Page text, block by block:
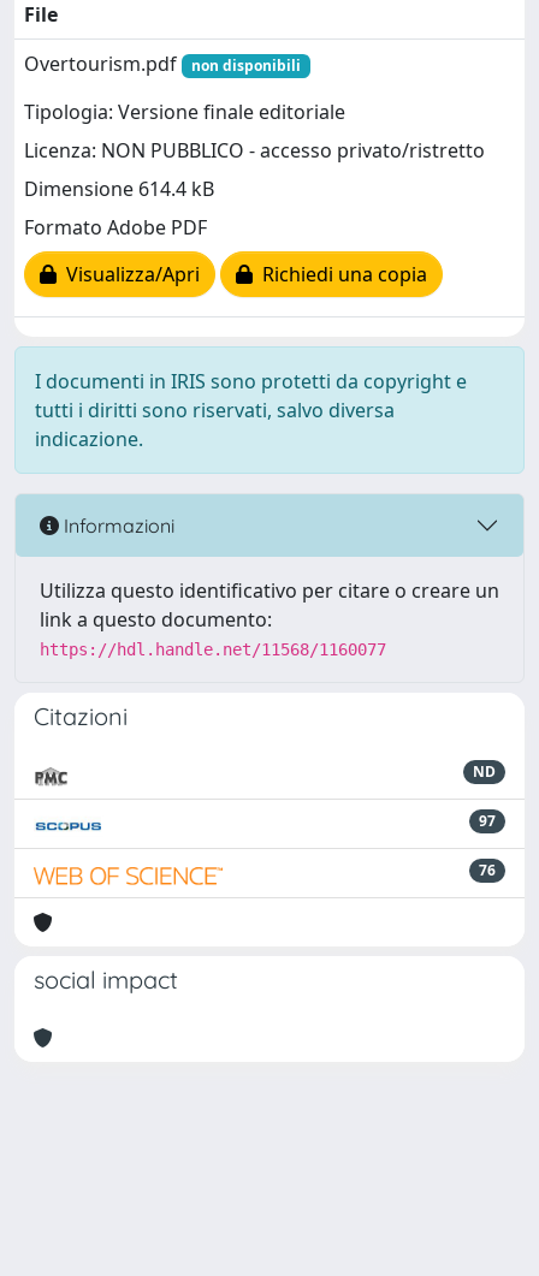
File
Overtourism.pdf
non disponibili
Tipologia: Versione finale editoriale
Licenza: NON PUBBLICO - accesso privato/ristretto
Dimensione 614.4 kB
Formato Adobe PDF
Visualizza/Apri
Richiedi una copia
I documenti in IRIS sono protetti da copyright e
tutti i diritti sono riservati, salvo diversa
indicazione.
Informazioni
Utilizza questo identificativo per citare o creare un
link a questo documento:
https://hdl.handle.net/11568/1160077
Citazioni
ND
97
76
social impact